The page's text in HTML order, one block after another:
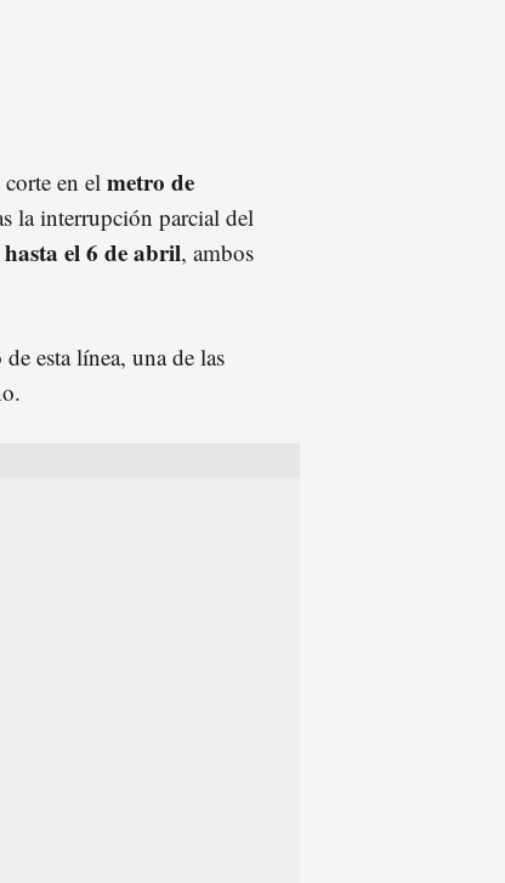
en el metro de
la interrupción parcial del
hasta el 6 de abril, ambos
esta línea, una de las